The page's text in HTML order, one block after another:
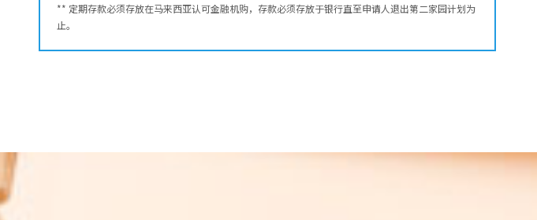
** 定期存款必须存放在马来西亚认可金融机购，存款必须存放于银行直至申请人退出第二家园计划为
止。